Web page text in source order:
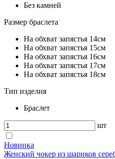
Без камней
Размер браслета
На обхват запястья 14см
На обхват запястья 15см
На обхват запястья 16см
На обхват запястья 17см
На обхват запястья 18см
Тип изделия
Браслет
шт
Новинка
Женский чокер из шариков